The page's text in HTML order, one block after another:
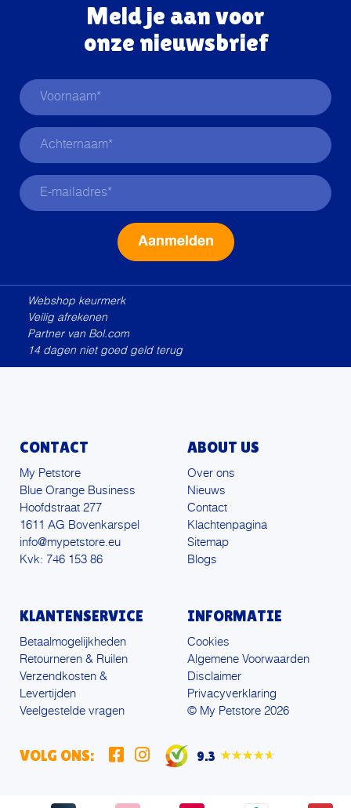
Meld je aan voor
onze nieuwsbrief
Webshop keurmerk
Veilig afrekenen
Partner van Bol.com
14 dagen niet goed geld terug
CONTACT
My Petstore
Blue Orange Business
Hoofdstraat 277
1611 AG Bovenkarspel
info@mypetstore.eu
Kvk: 746 153 86
ABOUT US
Over ons
Nieuws
Contact
Klachtenpagina
Sitemap
Blogs
KLANTENSERVICE
Betaalmogelijkheden
Retourneren & Ruilen
Verzendkosten &
Levertijden
Veelgestelde vragen
INFORMATIE
Cookies
Algemene Voorwaarden
Disclaimer
Privacyverklaring
© My Petstore 2026
VOLG ONS: 9.3 ★★★★★